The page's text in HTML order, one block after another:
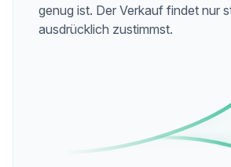
genug ist. Der Verkauf findet nur
ausdrücklich zustimmst.